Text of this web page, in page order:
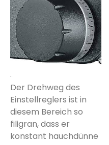
Der Drehweg des
Einstellreglers ist in
diesem Bereich so
filigran, dass er
konstant hauchdünne